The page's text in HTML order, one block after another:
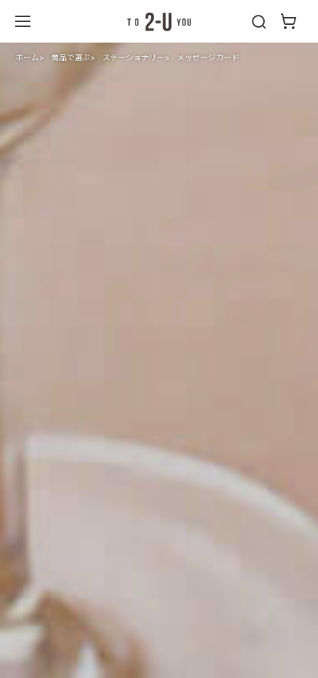
ホーム 商品で選ぶ ステーショナリー メッセージカード